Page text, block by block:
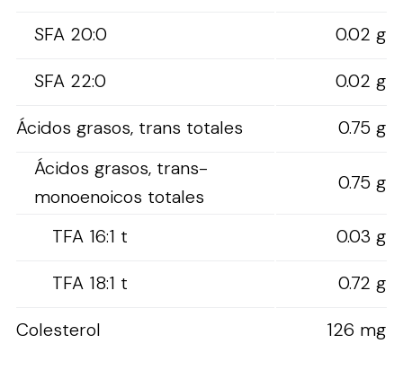
SFA 20:0
0.02 g
SFA 22:0
0.02 g
Ácidos grasos, trans totales
0.75 g
Ácidos grasos, trans-
monoenoicos totales
0.75 g
TFA 16:1 t
0.03 g
TFA 18:1 t
0.72 g
Colesterol
126 mg